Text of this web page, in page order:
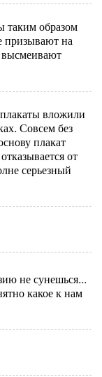
таким образом
призывают на
высмеивают
вложили
Совсем без
плакат
от
серьезный
не сунешься...
какое к нам